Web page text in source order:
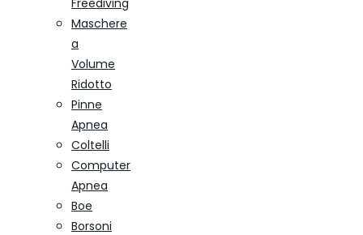
Freediving
Maschere
a
Volume
Ridotto
Pinne
Apnea
Coltelli
Computer
Apnea
Boe
Borsoni